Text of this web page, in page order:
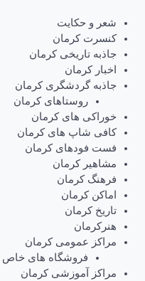
شعر و حکایت
کنسرت کرمان
جاذبه تاریخی کرمان
اخبار کرمان
جاذبه گردشگری کرمان
روستاهای کرمان
خوراکی های کرمان
کافی شاپ های کرمان
فست فودهای کرمان
مشاهیر کرمان
فرهنگ کرمان
اماکن کرمان
تاریخ کرمان
هنرکرمان
مراکز عمومی کرمان
فروشگاه های خاص
مراکز آموزشی کرمان